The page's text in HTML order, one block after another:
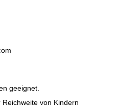
geeignet.
von Kindern